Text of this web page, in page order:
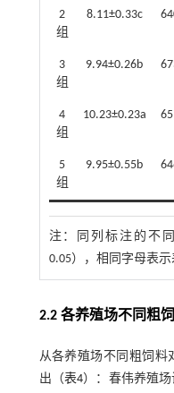
2
组
8.11±0.33c
3
组
9.94±0.26b
4
组
10.23±0.23a
5
组
9.95±0.55b
注： 同列标注的不
0.05），相同字母表
2.2 各养殖场不同粗
从各养殖场不同粗饲料
出（表4）：春伟养殖场